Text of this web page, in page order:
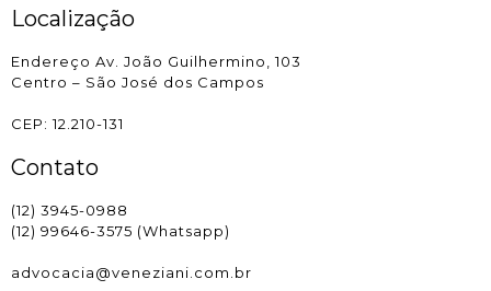
Localização
Endereço Av. João Guilhermino, 103
Centro – São José dos Campos
CEP: 12.210-131
Contato
(12) 3945-0988
(12) 99646-3575 (Whatsapp)
advocacia@veneziani.com.br